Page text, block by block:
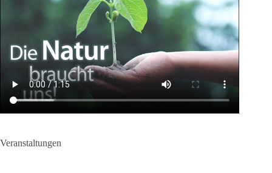
Veranstaltungen